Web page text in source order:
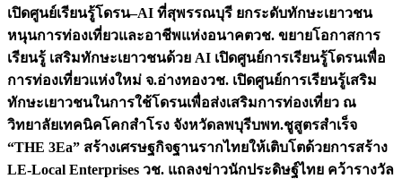
เปิดศูนย์เรียนรู้โดรน–AI ที่สุพรรณบุรี ยกระดับทักษะเยาวชน
หนุนการท่องเที่ยวและอาชีพแห่งอนาคตวช. ขยายโอกาสการ
เรียนรู้ เสริมทักษะเยาวชนด้วย AI เปิดศูนย์การเรียนรู้โดรนเพื่อ
การท่องเที่ยวแห่งใหม่ จ.อ่างทองวช. เปิดศูนย์การเรียนรู้เสริม
ทักษะเยาวชนในการใช้โดรนเพื่อส่งเสริมการท่องเที่ยว ณ
วิทยาลัยเทคนิคโคกสำโรง จังหวัดลพบุรีบพท.ชูสูตรสำเร็จ
“THE 3Ea” สร้างเศรษฐกิจฐานรากไทยให้เติบโตด้วยการสร้าง
LE-Local Enterprises วช. แถลงข่าวนักประดิษฐ์ไทย คว้ารางวัล